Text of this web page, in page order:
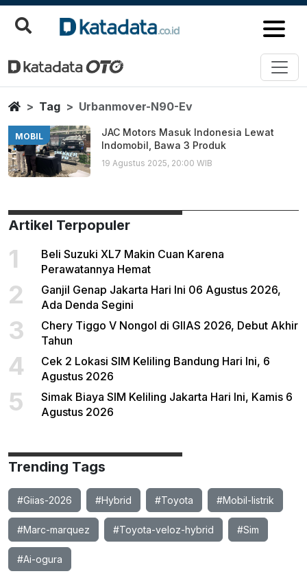
Urbanmover N90 Ev
Berita Terbaru
HomeTag Urbanmover-N90-Ev
MOBIL
JAC Motors Masuk Indonesia Lewat
Indomobil, Bawa 3 Produk
19 Agustus 2025, 20:00 WIB
Artikel Terpopuler
1
Beli Suzuki XL7 Makin Cuan Karena
Perawatannya Hemat
2
Ganjil Genap Jakarta Hari Ini 06 Agustus 2026,
Ada Denda Segini
3
Chery Tiggo V Nongol di GIIAS 2026, Debut Akhir
Tahun
4
Cek 2 Lokasi SIM Keliling Bandung Hari Ini, 6
Agustus 2026
5
Simak Biaya SIM Keliling Jakarta Hari Ini, Kamis 6
Agustus 2026
Trending Tags
#Giias-2026 #Hybrid #Toyota #Mobil-listrik
#Marc-marquez #Toyota-veloz-hybrid #Sim
#Ai-ogura